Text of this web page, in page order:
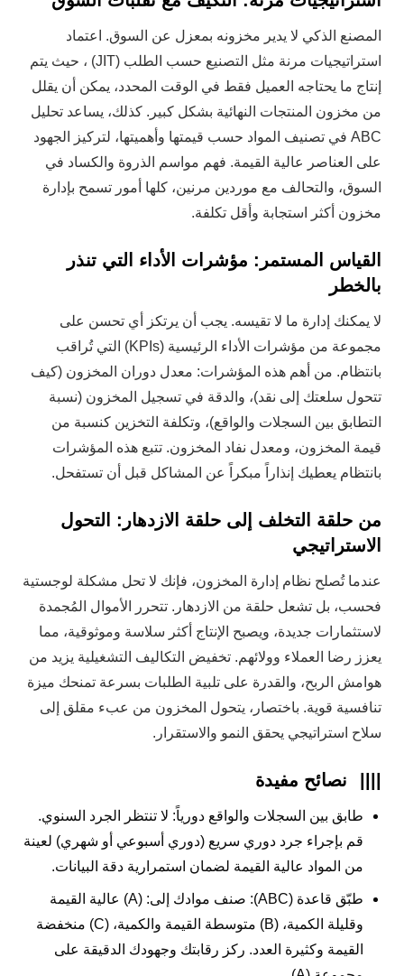
المصنع الذكي لا يدير مخزونه بمعزل عن السوق. اعتماد
استراتيجيات مرنة مثل التصنيع حسب الطلب (JIT) ، حيث يتم
إنتاج ما يحتاجه العميل فقط في الوقت المحدد، يمكن أن يقلل
من مخزون المنتجات النهائية بشكل كبير. كذلك، يساعد تحليل
ABC في تصنيف المواد حسب قيمتها وأهميتها، لتركيز الجهود
على العناصر عالية القيمة. فهم مواسم الذروة والكساد في
السوق، والتحالف مع موردين مرنين، كلها أمور تسمح بإدارة
مخزون أكثر استجابة وأقل تكلفة.
القياس المستمر: مؤشرات الأداء التي تنذر
بالخطر
لا يمكنك إدارة ما لا تقيسه. يجب أن يرتكز أي تحسن على
مجموعة من مؤشرات الأداء الرئيسية (KPIs) التي تُراقب
بانتظام. من أهم هذه المؤشرات: معدل دوران المخزون (كيف
تتحول سلعتك إلى نقد)، والدقة في تسجيل المخزون (نسبة
التطابق بين السجلات والواقع)، وتكلفة التخزين كنسبة من
قيمة المخزون، ومعدل نفاد المخزون. تتبع هذه المؤشرات
بانتظام يعطيك إنذاراً مبكراً عن المشاكل قبل أن تستفحل.
من حلقة التخلف إلى حلقة الازدهار: التحول
الاستراتيجي
عندما تُصلح نظام إدارة المخزون، فإنك لا تحل مشكلة لوجستية
فحسب، بل تشعل حلقة من الازدهار. تتحرر الأموال المُجمدة
لاستثمارات جديدة، ويصبح الإنتاج أكثر سلاسة وموثوقية، مما
يعزز رضا العملاء وولائهم. تخفيض التكاليف التشغيلية يزيد من
هوامش الربح، والقدرة على تلبية الطلبات بسرعة تمنحك ميزة
تنافسية قوية. باختصار، يتحول المخزون من عبء مقلق إلى
سلاح استراتيجي يحقق النمو والاستقرار.
نصائح مفيدة
طابق بين السجلات والواقع دورياً: لا تنتظر الجرد السنوي.
قم بإجراء جرد دوري سريع (دوري أسبوعي أو شهري) لعينة
من المواد عالية القيمة لضمان استمرارية دقة البيانات.
طبّق قاعدة (ABC): صنف موادك إلى: (A) عالية القيمة
وقليلة الكمية، (B) متوسطة القيمة والكمية، (C) منخفضة
القيمة وكثيرة العدد. ركز رقابتك وجهودك الدقيقة على